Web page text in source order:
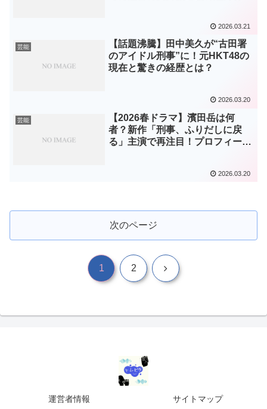
2026.03.21
芸能
【話題沸騰】田中美久が“古田署
のアイドル刑事”に！元HKT48の
現在と驚きの経歴とは？
2026.03.20
芸能
【2026春ドラマ】濱田岳は何
者？新作「刑事、ふりだしに戻
る」主演で再注目！プロフィール
2026.03.20
次のページ
1 2 次
運営者情報 サイトマップ